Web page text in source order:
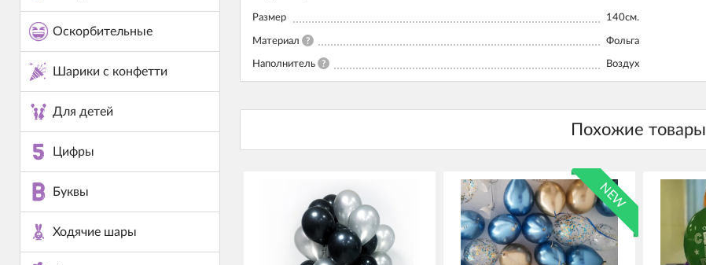
Оскорбительные
Шарики с конфетти
Для детей
Цифры
Буквы
Ходячие шары
Размер 140см.
Материал ? Фольга
Наполнитель ? Воздух
NEW